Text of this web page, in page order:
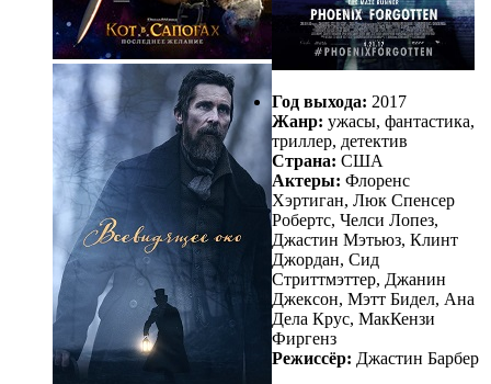
Год выхода: 2017
Жанр: ужасы, фантастика,
триллер, детектив
Страна: США
Актеры: Флоренс
Хэртиган, Люк Спенсер
Робертс, Челси Лопез,
Джастин Мэтьюз, Клинт
Джордан, Сид
Стриттмэттер, Джанин
Джексон, Мэтт Бидел, Ана
Дела Крус, МакКензи
Фиргенз
Режиссёр: Джастин Барбер